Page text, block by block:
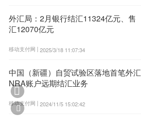
外汇局：2月银行结汇11324亿元、售
汇12070亿元
移动支付网 | 2025/3/18 11:07:34
中国（新疆）自贸试验区落地首笔外汇
NRA账户远期结汇业务
移动支付网 | 2024/11/5 15:02:42

